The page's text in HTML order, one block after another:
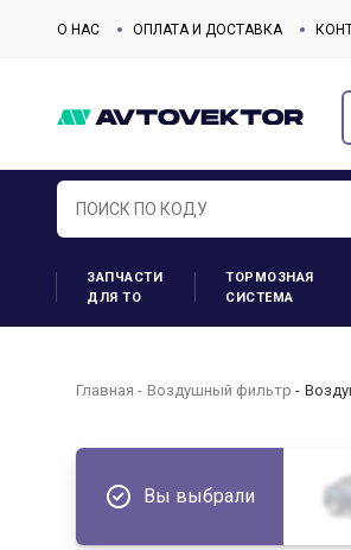
О НАС ОПЛАТА И ДОСТАВКА
ЗАПЧАСТИ
ДЛЯ ТО
ТОРМОЗНАЯ
СИСТЕМА
Главная Воздушный фильтр
Вы выбрали